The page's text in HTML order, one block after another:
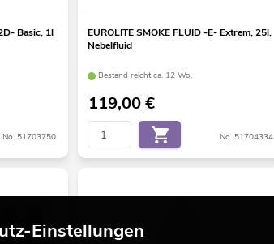
Basic, 1l
No. 51703750
EUROLITE SMOKE FLUID -E- Extrem, 25l,
Nebelfluid
Bestand reicht ca. 12 Wo.
119,00€
No. 51704334
Einstellungen